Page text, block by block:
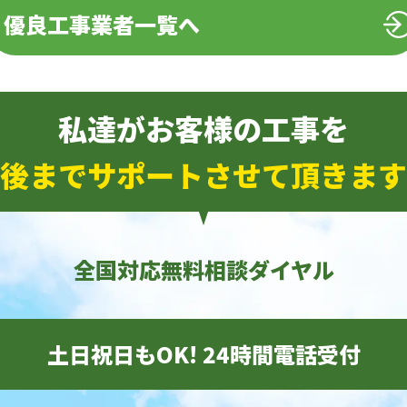
優良工事業者一覧へ
私達がお客様の工事を
までサポートさせて頂きま
全国対応無料相談ダイヤル
土日祝日もOK! 24時間電話受付